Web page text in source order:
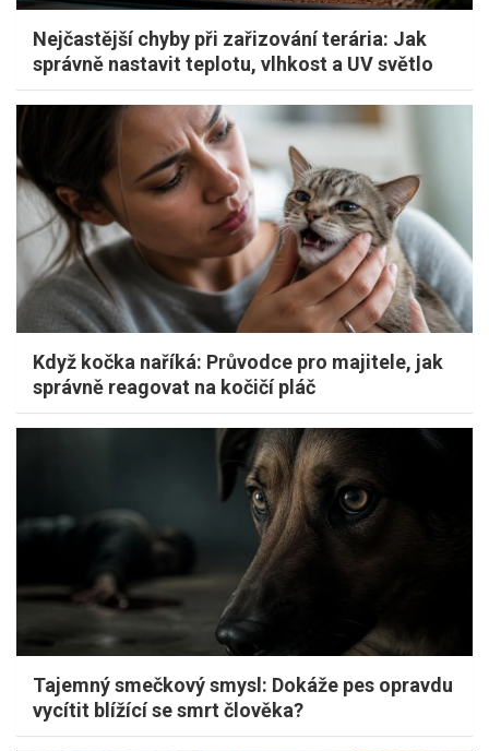
Nejčastější chyby při zařizování terária: Jak
správně nastavit teplotu, vlhkost a UV světlo
Když kočka naříká: Průvodce pro majitele, jak
správně reagovat na kočičí pláč
Tajemný smečkový smysl: Dokáže pes opravdu
vycítit blížící se smrt člověka?